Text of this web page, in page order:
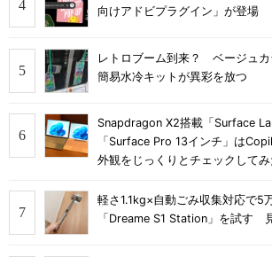
向けアドビプラグイン」が登場
レトロブーム到来？ ベージュカ
簡易水冷キットが異彩を放つ
Snapdragon X2搭載「Surface
「Surface Pro 13インチ」は
外観をじっくりとチェックしてみ
軽さ1.1kg×自動ごみ収集対応で5
「Dreame S1 Station」を試す